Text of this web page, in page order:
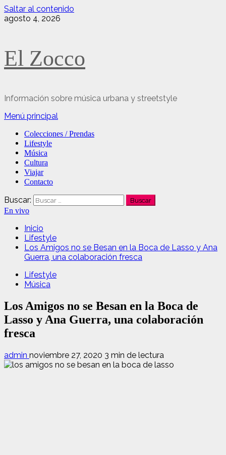
Saltar al contenido
agosto 4, 2026
El Zocco
Información sobre música urbana y streetstyle
Menú principal
Colecciones / Prendas
Lifestyle
Música
Cultura
Viajar
Contacto
Buscar:
En vivo
Inicio
Lifestyle
Los Amigos no se Besan en la Boca de Lasso y Ana
Guerra, una colaboración fresca
Lifestyle
Música
Los Amigos no se Besan en la Boca de
Lasso y Ana Guerra, una colaboración
fresca
admin noviembre 27, 2020 3 min de lectura